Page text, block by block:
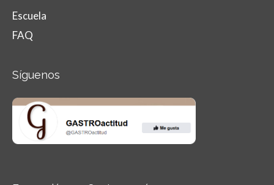
Escuela
FAQ
Síguenos